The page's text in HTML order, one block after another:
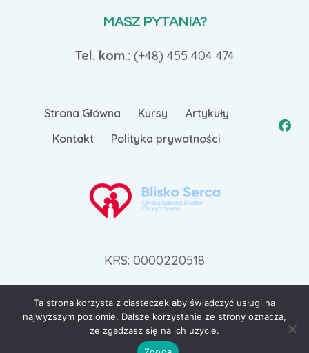
MASZ PYTANIA?
Tel. kom.: (+48) 455 404 474
Strona Główna Kursy
Artykuły
Kontakt
Polityka prywatności
KRS: 0000220518
© 2026 zdrowie-rodzina.pl | Wdrożenie:
Ta strona korzysta z ciasteczek aby świadczyć usługi na
najwyższym poziomie. Dalsze korzystanie ze strony oznacza,
że zgadzasz się na ich użycie.